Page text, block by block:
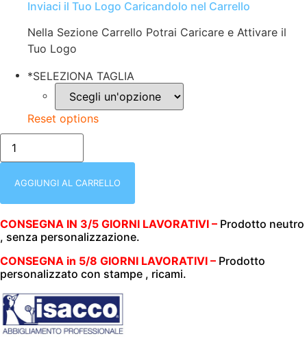
Inviaci il Tuo Logo Caricandolo nel Carrello
Nella Sezione Carrello Potrai Caricare e Attivare il
Tuo Logo
*SELEZIONA TAGLIA
Reset options
ISACCO
044691
|
CON
E
|
PANTALACCIO
MAORI
91|
UNISEX
(UOMO|DONNA)
|
CHIUSURA
ELASTICO
E
AGGIUNGI AL CARRELLO
CONSEGNA IN 3/5 GIORNI LAVORATIVI – Prodotto neutro
, senza personalizzazione.
CONSEGNA in 5/8 GIORNI LAVORATIVI – Prodotto
personalizzato con stampe , ricami.